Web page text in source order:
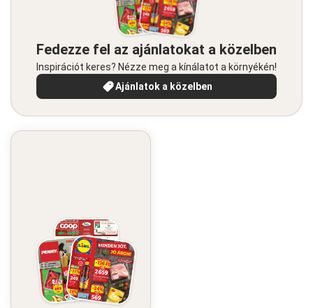
Fedezze fel az ajánlatokat a közelben
Inspirációt keres? Nézze meg a kínálatot a környékén!
Ajánlatok a közelben